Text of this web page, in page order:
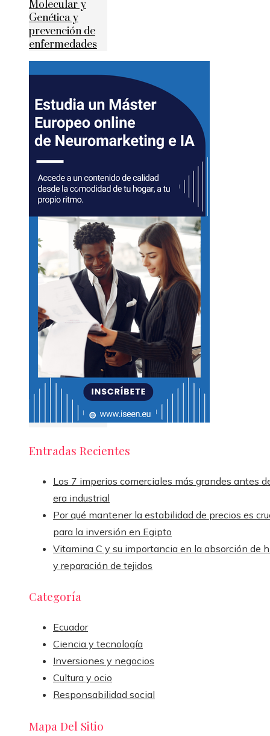
Molecular y
Genética y
prevención de
enfermedades
Entradas Recientes
Los 7 imperios comerciales más grandes antes
era industrial
Por qué mantener la estabilidad de precios es
para la inversión en Egipto
Vitamina C y su importancia en la absorción de
y reparación de tejidos
Categoría
Ecuador
Ciencia y tecnología
Inversiones y negocios
Cultura y ocio
Responsabilidad social
Mapa Del Sitio